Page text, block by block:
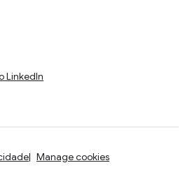
LinkedIn
Manage cookies